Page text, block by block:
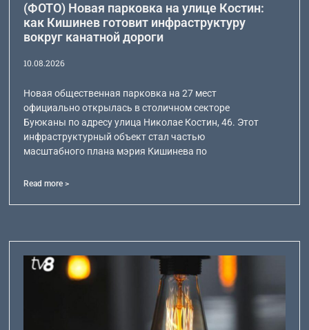
(ФОТО) Новая парковка на улице Костин:
как Кишинев готовит инфраструктуру
вокруг канатной дороги
10.08.2026
Новая общественная парковка на 27 мест
официально открылась в столичном секторе
Буюканы по адресу улица Николае Костин, 46. Этот
инфраструктурный объект стал частью
масштабного плана мэрия Кишинева по
Read more >